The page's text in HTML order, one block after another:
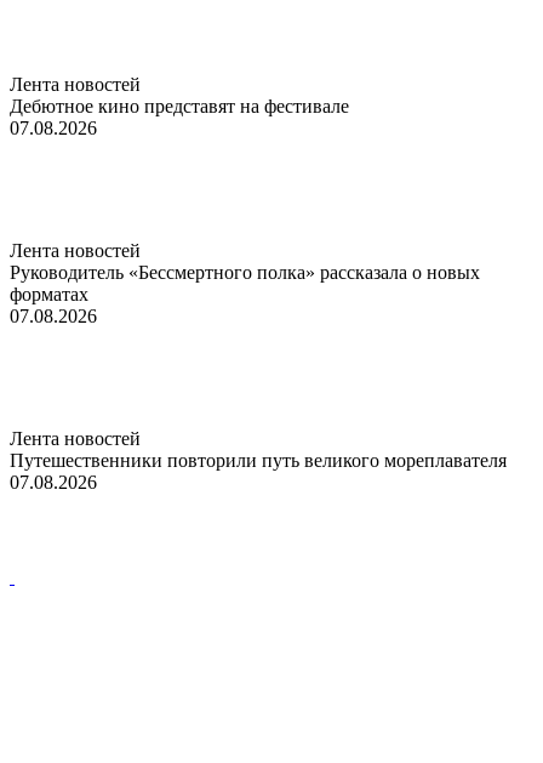
Лента новостей
Дебютное кино представят на фестивале
07.08.2026
Лента новостей
Руководитель «Бессмертного полка» рассказала о новых
форматах
07.08.2026
Лента новостей
Путешественники повторили путь великого мореплавателя
07.08.2026